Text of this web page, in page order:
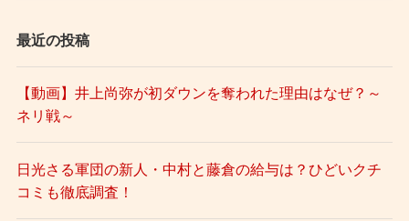
最近の投稿
【動画】井上尚弥が初ダウンを奪われた理由はなぜ？～
ネリ戦～
日光さる軍団の新人・中村と藤倉の給与は？ひどいクチ
コミも徹底調査！